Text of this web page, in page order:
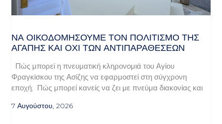
ΝΑ ΟΙΚΟΔΟΜΉΣΟΥΜΕ ΤΟΝ ΠΟΛΙΤΙΣΜΌ ΤΗΣ
ΑΓΆΠΗΣ ΚΑΙ ΌΧΙ ΤΩΝ ΑΝΤΙΠΑΡΑΘΈΣΕΩΝ
Πώς μπορεί η πνευματική κληρονομιά του Αγίου
Φραγκίσκου της Ασίζης να εφαρμοστεί στη σύγχρονη
εποχή; Πώς μπορεί κανείς να ζει με πνεύμα διακονίας και
7 Αυγούστου, 2026